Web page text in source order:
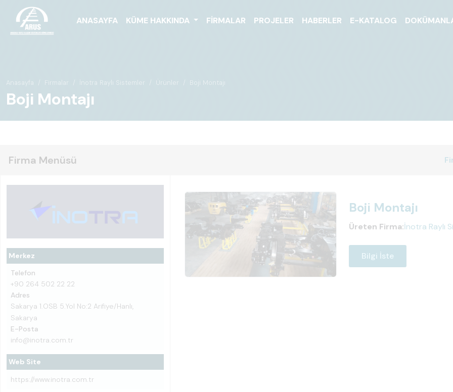
ANASAYFA KÜME HAKKINDA FIRMALAR PROJELER HABERLER E-KATALOG
Anasayfa Firmalar İnotra Raylı Sistemler Ürünler Boji Montajı
Boji Montajı
Firma Menüsü
Merkez
Telefon
+90 264 502 22 22
Adres
Sakarya 1.OSB 5.Yol No:2 Arifiye/Hanlı,
Sakarya
E-Posta
info@inotra.com.tr
Web Site
https://www.inotra.com.tr
Boji Montajı
Üreten Firma:İnotra Raylı
Bilgi İste